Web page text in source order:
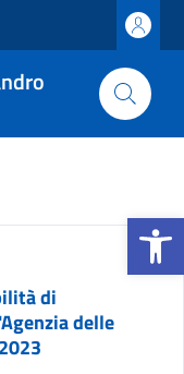
Apri la
di
di
delle